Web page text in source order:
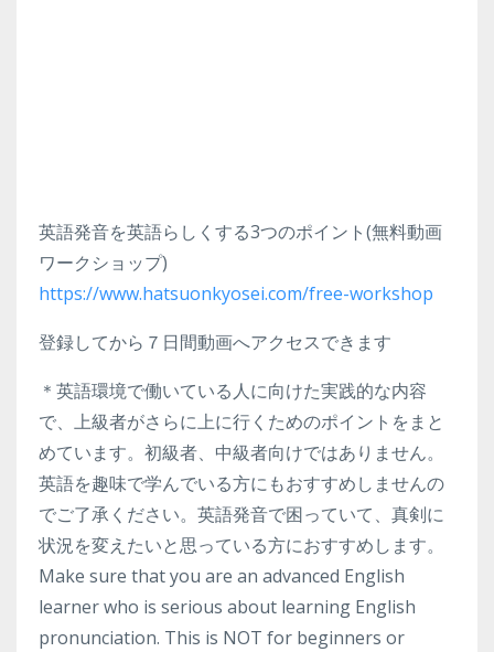
英語発音を英語らしくする3つのポイント(無料動画
ワークショップ)
https://www.hatsuonkyosei.com/free-workshop
登録してから７日間動画へアクセスできます
＊英語環境で働いている人に向けた実践的な内容
で、上級者がさらに上に行くためのポイントをまと
めています。初級者、中級者向けではありません。
英語を趣味で学んでいる方にもおすすめしませんの
でご了承ください。英語発音で困っていて、真剣に
状況を変えたいと思っている方におすすめします。
Make sure that you are an advanced English
learner who is serious about learning English
pronunciation. This is NOT for beginners or